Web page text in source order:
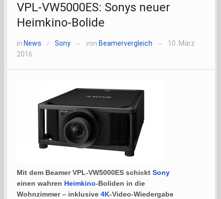
VPL-VW5000ES: Sonys neuer
Heimkino-Bolide
in News / Sony — von Beamervergleich —
10. März
2016
Mit dem Beamer VPL-VW5000ES schicktSony
einen wahren Heimkino-Boliden in die
Wohnzimmer – inklusive4K-Video-Wiedergabe